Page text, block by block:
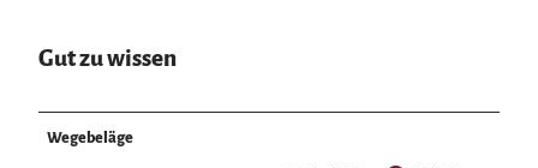
Gut zu wissen
Wegebeläge